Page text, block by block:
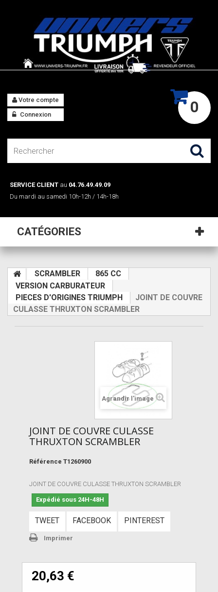
0
Votre compte
Connexion
SERVICE CLIENT au 04.76.49.49.09
Du mardi au samedi 10h-12h / 14h-18h
CATÉGORIES
SCRAMBLER
865 CC
VERSION CARBURATEUR
PIECES D'ORIGINES TRIUMPH
JOINT DE COUVRE
CULASSE THRUXTON SCRAMBLER
Agrandir l'image
JOINT DE COUVRE CULASSE
THRUXTON SCRAMBLER
Référence T1260900
JOINT DE COUVRE CULASSE THRUXTON SCRAMBLER
Expédié sous 24H-48H
TWEET FACEBOOK PINTEREST
Imprimer
20,63 €